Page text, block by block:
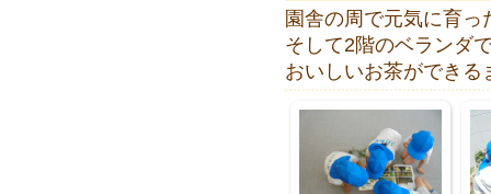
園舎の周で元気に育
そして2階のベランダ
おいしいお茶ができる